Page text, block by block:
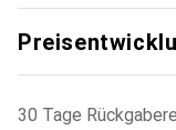
30 Tage